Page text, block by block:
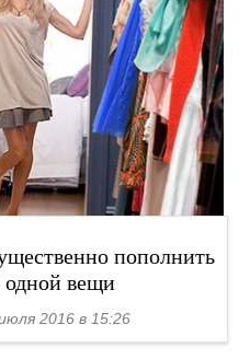
пополнить
одной вещи
2016 в 15:26